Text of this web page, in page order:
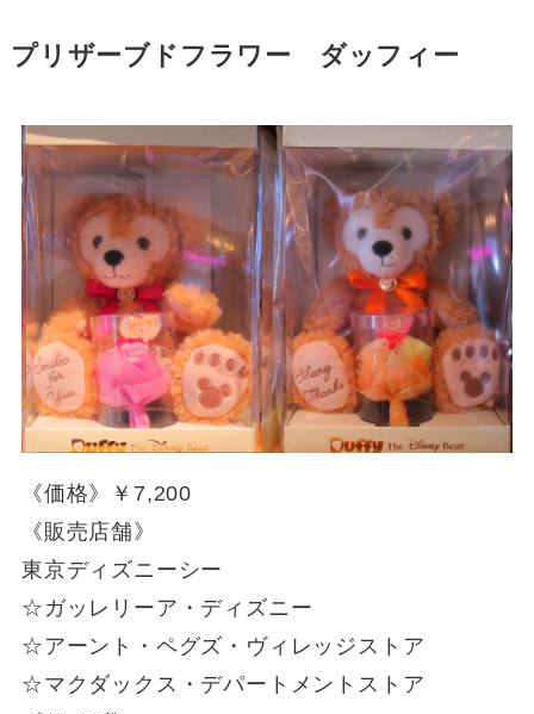
プリザーブドフラワー ダッフィー
《価格》￥7,200
《販売店舗》
東京ディズニーシー
☆ガッレリーア・ディズニー
☆アーント・ペグズ・ヴィレッジストア
☆マクダックス・デパートメントストア